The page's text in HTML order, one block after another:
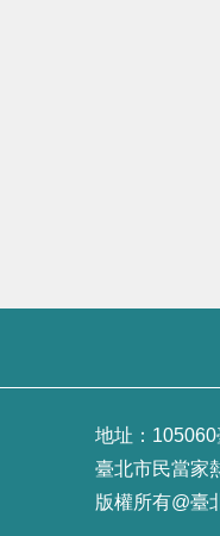
地址：
臺北市民當家
版權所有@臺